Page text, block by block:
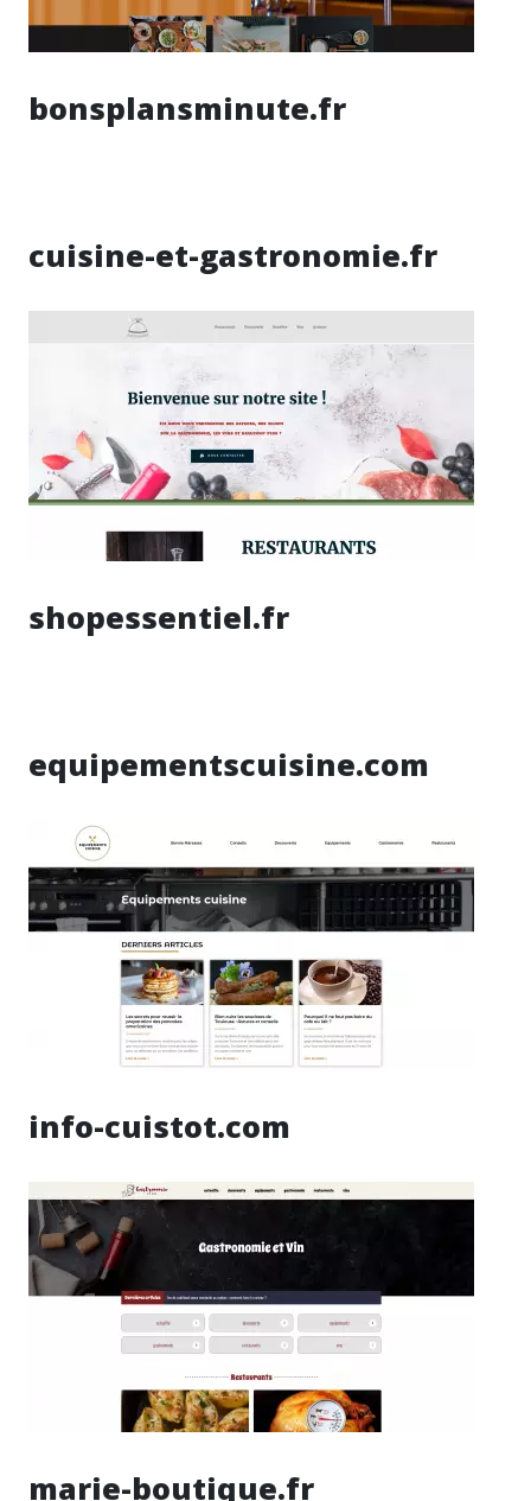
bonsplansminute.fr
cuisine-et-gastronomie.fr
shopessentiel.fr
equipementscuisine.com
info-cuistot.com
marie-boutique.fr